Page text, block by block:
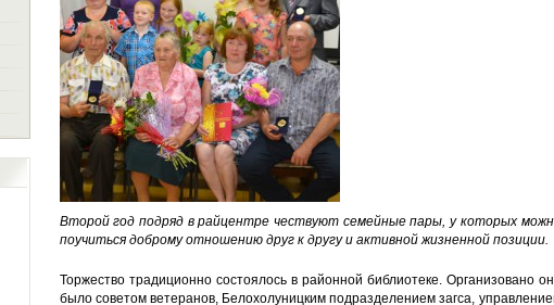
Второй год подряд в райцентре чествуют семейные пары, у которых
поучиться доброму отношению друг к другу и активной жизненной позиции.
Торжество традиционно состоялось в районной библиотеке. Организовано
было советом ветеранов, Белохолуницким подразделением загса,